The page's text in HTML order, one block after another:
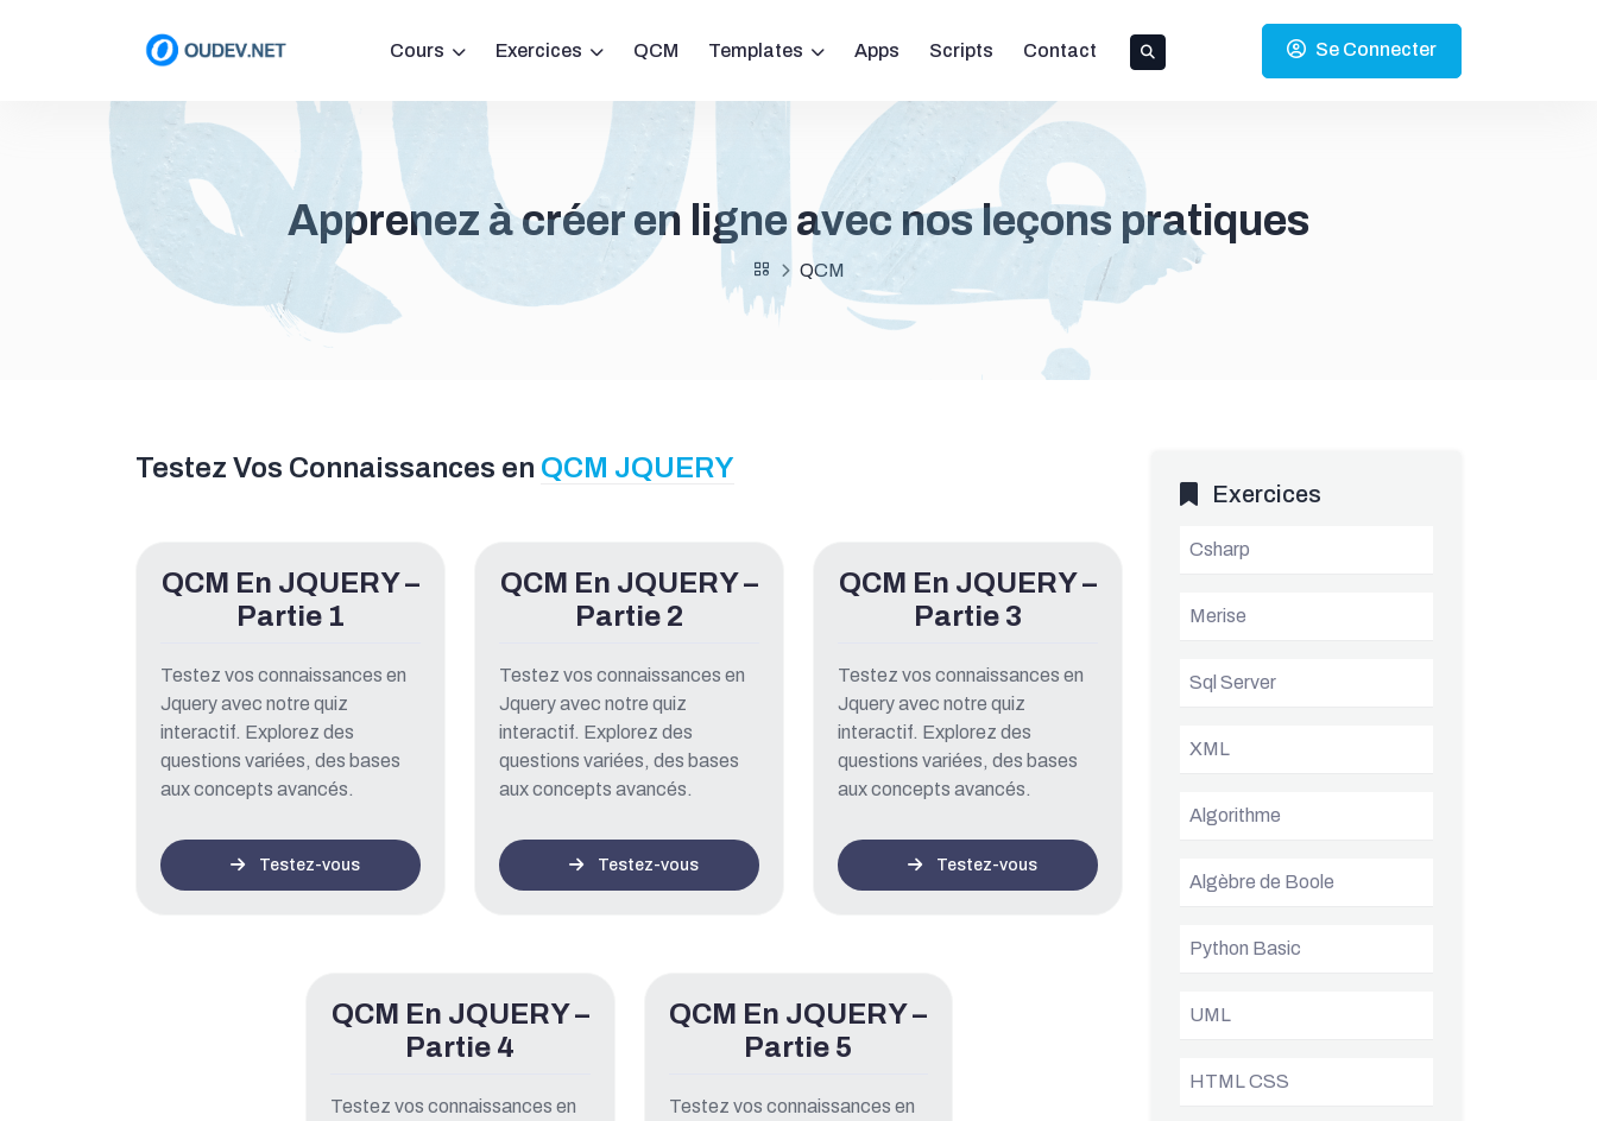
Cours Exercices QCM Templates Apps Scripts Contact Se Connecter
Apprenez à créer en ligne avec nos leçons pratiques
QCM
Testez Vos Connaissances en QCM JQUERY
QCM En JQUERY –
Partie 1
Testez vos connaissances en
Jquery avec notre quiz
interactif. Explorez des
questions variées, des bases
aux concepts avancés.
Testez-vous
QCM En JQUERY –
Partie 2
Testez vos connaissances en
Jquery avec notre quiz
interactif. Explorez des
questions variées, des bases
aux concepts avancés.
Testez-vous
QCM En JQUERY –
Partie 3
Testez vos connaissances en
Jquery avec notre quiz
interactif. Explorez des
questions variées, des bases
aux concepts avancés.
Testez-vous
QCM En JQUERY –
Partie 4
Testez vos connaissances en
QCM En JQUERY –
Partie 5
Testez vos connaissances en
Exercices
Csharp
Merise
Sql Server
XML
Algorithme
Algèbre de Boole
Python Basic
UML
HTML CSS